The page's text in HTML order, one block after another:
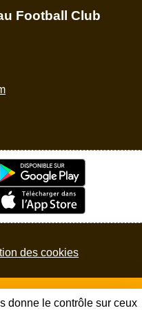
Football Club
des cookies
donne le contrôle sur ceux